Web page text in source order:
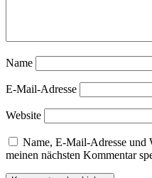
Name
E-Mail-Adresse
Website
Name, E-Mail-Adresse und
meinen nächsten Kommentar